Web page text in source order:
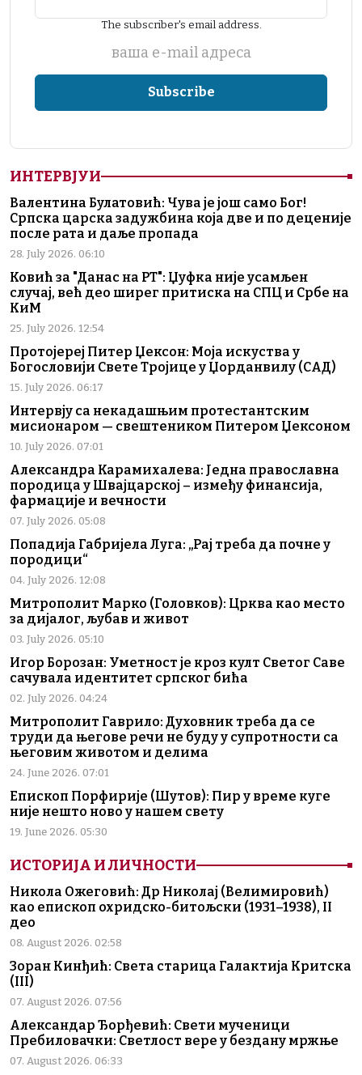
The subscriber's email address.
ваша е-mail адреса
ИНТЕРВЈУИ
Валентина Булатовић: Чува је још само Бог!
Српска царска задужбина која две и по деценије
после рата и даље пропада
28. July 2026. 06:10
Ковић за "Данас на РТ": Џуфка није усамљен
случај, већ део ширег притиска на СПЦ и Србе на
КиМ
25. July 2026. 12:54
Протојереј Питер Џексон: Моја искуства у
Богословији Свете Тројице у Џорданвилу (САД)
15. July 2026. 06:17
Интервју са некадашњим протестантским
мисионаром — свештеником Питером Џексоном
10. July 2026. 07:01
Александра Карамихалева: Једна православна
породица у Швајцарској – између финансија,
фармације и вечности
07. July 2026. 05:08
Попадија Габријела Луга: „Рај треба да почне у
породици“
04. July 2026. 12:08
Митрополит Марко (Головков): Црква као место
за дијалог, љубав и живот
03. July 2026. 05:10
Игор Борозан: Уметност је кроз култ Светог Саве
сачувала идентитет српског бића
02. July 2026. 04:24
Митрополит Гаврило: Духовник треба да се
труди да његове речи не буду у супротности са
његовим животом и делима
24. June 2026. 07:01
Епископ Порфирије (Шутов): Пир у време куге
није нешто ново у нашем свету
19. June 2026. 05:30
ИСТОРИЈА И ЛИЧНОСТИ
Никола Ожеговић: Др Николај (Велимировић)
као епископ охридско-битољски (1931–1938), II
део
08. August 2026. 02:58
Зоран Кинђић: Света старица Галактија Критска
(III)
07. August 2026. 07:56
Александар Ђорђевић: Свети мученици
Пребиловачки: Светлост вере у бездану мржње
07. August 2026. 06:33